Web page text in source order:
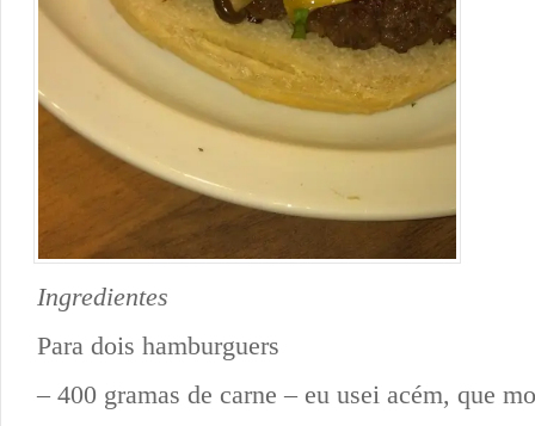
Ingredientes
Para dois hamburguers
– 400 gramas de carne – eu usei acém, que